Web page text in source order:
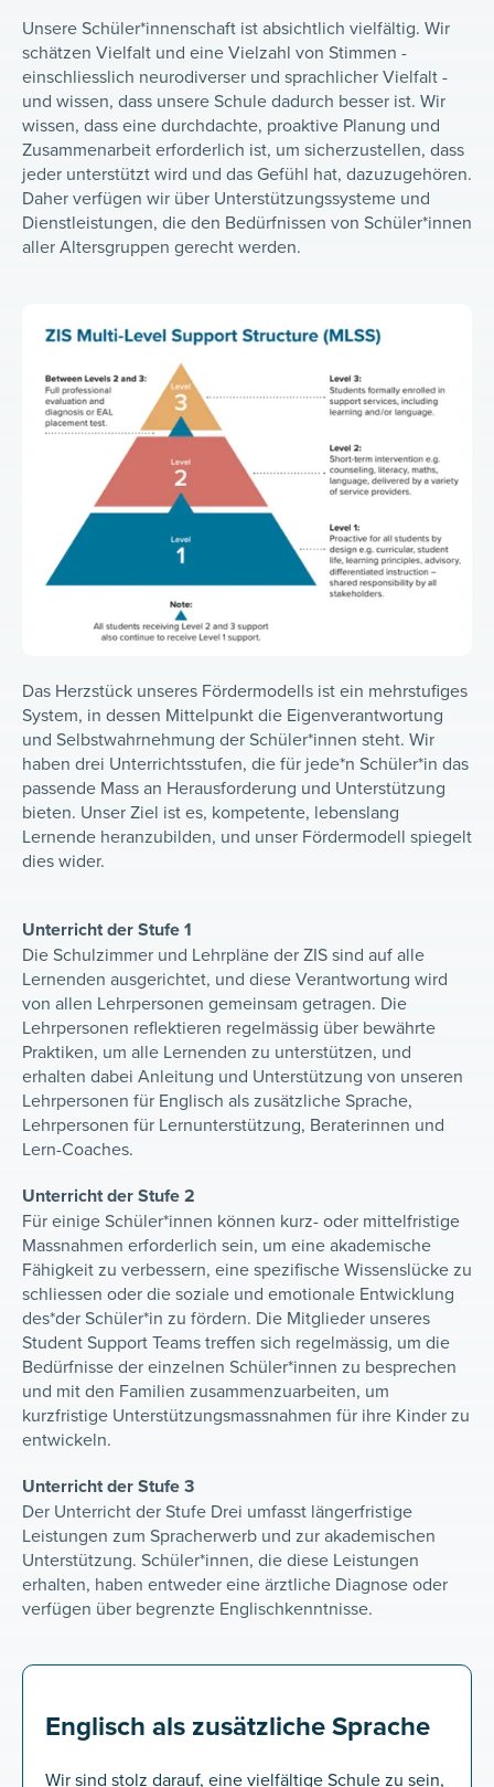
Unsere Schüler*innenschaft ist absichtlich vielfältig. Wir
schätzen Vielfalt und eine Vielzahl von Stimmen -
einschliesslich neurodiverser und sprachlicher Vielfalt -
und wissen, dass unsere Schule dadurch besser ist. Wir
wissen, dass eine durchdachte, proaktive Planung und
Zusammenarbeit erforderlich ist, um sicherzustellen, dass
jeder unterstützt wird und das Gefühl hat, dazuzugehören.
Daher verfügen wir über Unterstützungssysteme und
Dienstleistungen, die den Bedürfnissen von Schüler*innen
aller Altersgruppen gerecht werden.
Das Herzstück unseres Fördermodells ist ein mehrstufiges
System, in dessen Mittelpunkt die Eigenverantwortung
und Selbstwahrnehmung der Schüler*innen steht. Wir
haben drei Unterrichtsstufen, die für jede*n Schüler*in das
passende Mass an Herausforderung und Unterstützung
bieten. Unser Ziel ist es, kompetente, lebenslang
Lernende heranzubilden, und unser Fördermodell spiegelt
dies wider.
Unterricht der Stufe 1
Die Schulzimmer und Lehrpläne der ZIS sind auf alle
Lernenden ausgerichtet, und diese Verantwortung wird
von allen Lehrpersonen gemeinsam getragen. Die
Lehrpersonen reflektieren regelmässig über bewährte
Praktiken, um alle Lernenden zu unterstützen, und
erhalten dabei Anleitung und Unterstützung von unseren
Lehrpersonen für Englisch als zusätzliche Sprache,
Lehrpersonen für Lernunterstützung, Beraterinnen und
Lern-Coaches.
Unterricht der Stufe 2
Für einige Schüler*innen können kurz- oder mittelfristige
Massnahmen erforderlich sein, um eine akademische
Fähigkeit zu verbessern, eine spezifische Wissenslücke zu
schliessen oder die soziale und emotionale Entwicklung
des*der Schüler*in zu fördern. Die Mitglieder unseres
Student Support Teams treffen sich regelmässig, um die
Bedürfnisse der einzelnen Schüler*innen zu besprechen
und mit den Familien zusammenzuarbeiten, um
kurzfristige Unterstützungsmassnahmen für ihre Kinder zu
entwickeln.
Unterricht der Stufe 3
Der Unterricht der Stufe Drei umfasst längerfristige
Leistungen zum Spracherwerb und zur akademischen
Unterstützung. Schüler*innen, die diese Leistungen
erhalten, haben entweder eine ärztliche Diagnose oder
verfügen über begrenzte Englischkenntnisse.
Englisch als zusätzliche Sprache
Wir sind stolz darauf, eine vielfältige Schule zu sein,